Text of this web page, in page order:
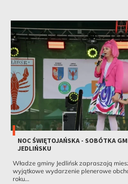
NOC ŚWIĘTOJAŃSKA - SOBÓTKA
JEDLIŃSKU
Władze gminy Jedlińsk zapraszają
wyjątkowe wydarzenie plenerowe
roku...